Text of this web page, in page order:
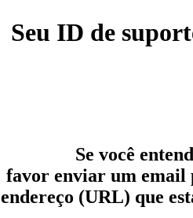
Seu ID de
Se você
favor enviar um email
endereço (URL) que